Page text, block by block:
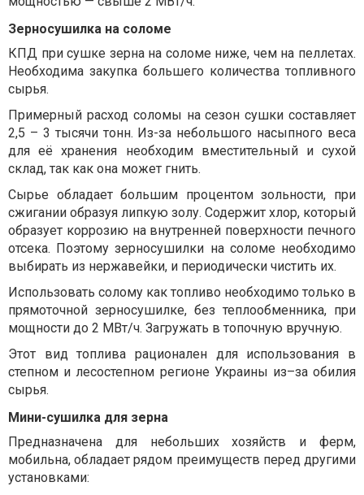
Зерносушилка на соломе
КПД при сушке зерна на соломе ниже, чем на пеллетах.
Необходима закупка большего количества топливного
сырья.
Примерный расход соломы на сезон сушки составляет
2,5 – 3 тысячи тонн. Из-за небольшого насыпного веса
для её хранения необходим вместительный и сухой
склад, так как она может гнить.
Сырье обладает большим процентом зольности, при
сжигании образуя липкую золу. Содержит хлор, который
образует коррозию на внутренней поверхности печного
отсека. Поэтому зерносушилки на соломе необходимо
выбирать из нержавейки, и периодически чистить их.
Использовать солому как топливо необходимо только в
прямоточной зерносушилке, без теплообменника, при
мощности до 2 МВт/ч. Загружать в топочную вручную.
Этот вид топлива рационален для использования в
степном и лесостепном регионе Украины из–за обилия
сырья.
Мини-сушилка для зерна
Предназначена для небольших хозяйств и ферм,
мобильна, обладает рядом преимуществ перед другими
установками: